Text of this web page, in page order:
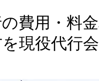
費用・料
現役代行